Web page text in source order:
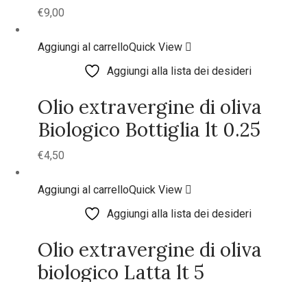
€9,00
Aggiungi al carrelloQuick View
Aggiungi alla lista dei desideri
Olio extravergine di oliva
Biologico Bottiglia lt 0.25
€4,50
Aggiungi al carrelloQuick View
Aggiungi alla lista dei desideri
Olio extravergine di oliva
biologico Latta lt 5